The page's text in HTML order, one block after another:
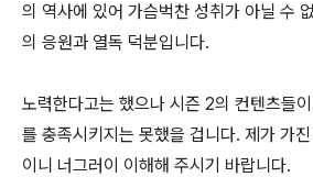
의 역사에 있어 가슴벅찬 성취가 아닐 수
의 응원과 열독 덕분입니다.
노력한다고는 했으나 시즌 2의 컨텐츠들
를 충족시키지는 못했을 겁니다. 제가 가
이니 너그러이 이해해 주시기 바랍니다.